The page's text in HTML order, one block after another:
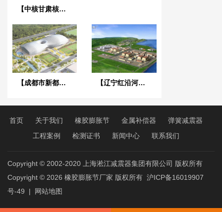
【中核甘肃核技术产业园】橡胶接头
【成都市新都香城体育中心】弹簧减震器合同 【辽宁红沿河核电站】可曲挠橡胶接头
首页 关于我们 橡胶膨胀节 金属补偿器
弹簧减震器
工程案例
检测证书 新闻中心 联系我们
Copyright © 2002-2020 上海淞江减震器集团有限公司 版权所有
Copyright © 2026 橡胶膨胀节厂家 版权所有 沪ICP备16019907
号-49 | 网站地图